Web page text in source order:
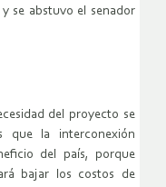
se abstuvo el senador
del proyecto se
que la interconexión
del país, porque
bajar los costos de